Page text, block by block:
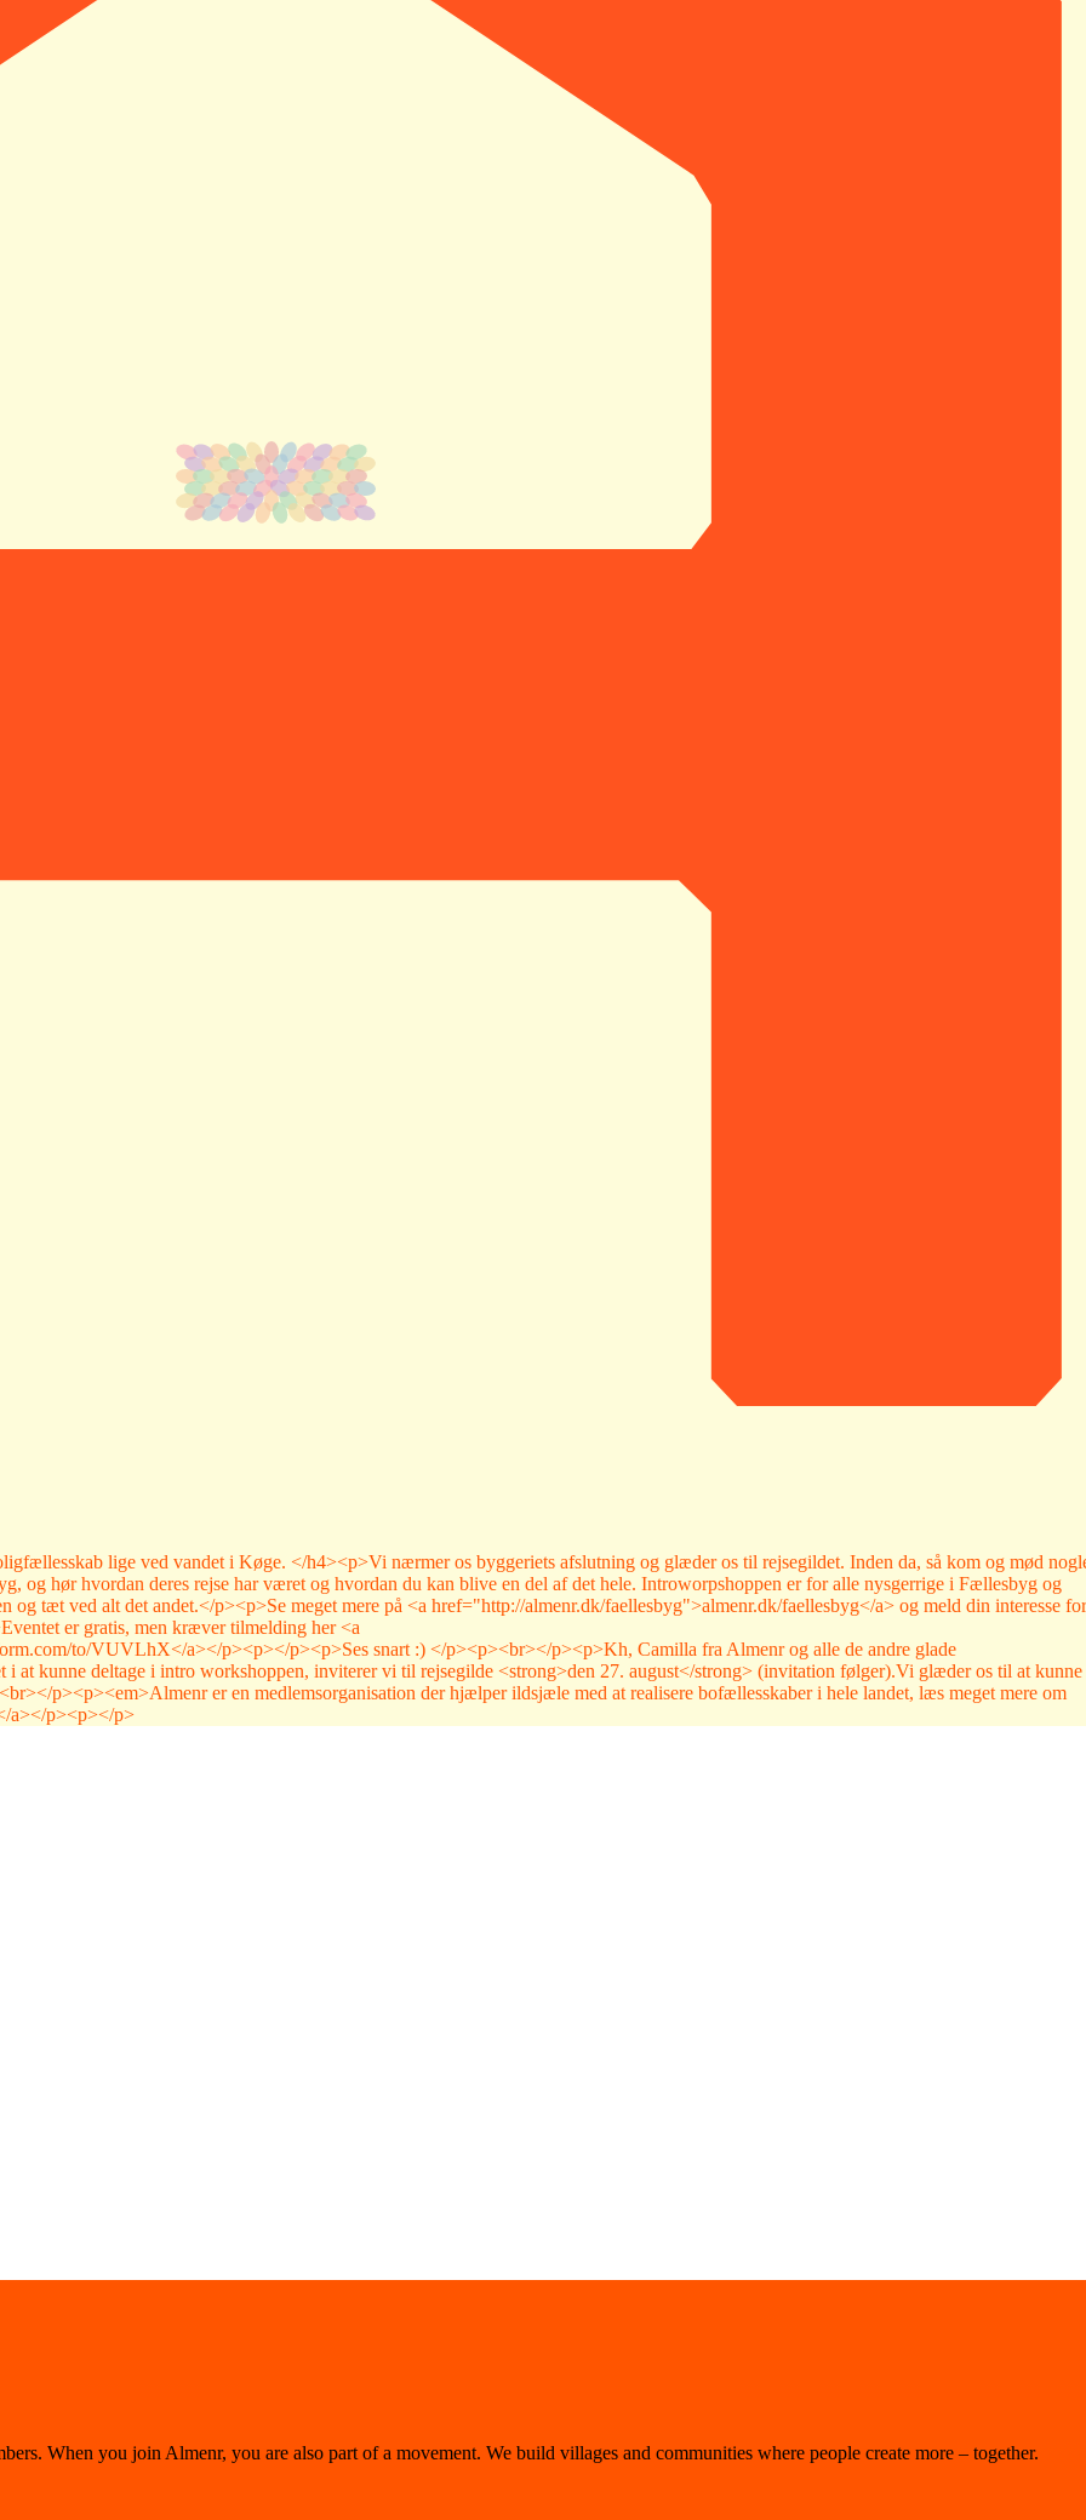
lige ved vandet i Køge. </h4><p>Vi nærmer os byggeriets afslutning og glæder os til rejsegildet. Inden da, så kom og mød
og hør hvordan deres rejse har været og hvordan du kan blive en del af det hele. Introworpshoppen er for alle nysgerrige i Fællesbyg og
og tæt ved alt det andet.</p><p>Se meget mere på <a href="http://almenr.dk/faellesbyg">almenr.dk/faellesbyg</a> og meld din interesse for
er gratis, men kræver tilmelding her <a
to/VUVLhX</a></p><p>‍</p><p>Ses snart :) </p><p><br></p><p>Kh, Camilla fra Almenr og alle de andre glade
kunne deltage i intro workshoppen, inviterer vi til rejsegilde <strong>den 27. august</strong> (invitation følger).Vi glæder os til at kunne
p><p><em>Almenr er en medlemsorganisation der hjælper ildsjæle med at realisere bofællesskaber i hele landet, læs meget mere om
a></p><p>‍</p>
When you join Almenr, you are also part of a movement. We build villages and communities where people create more – together.